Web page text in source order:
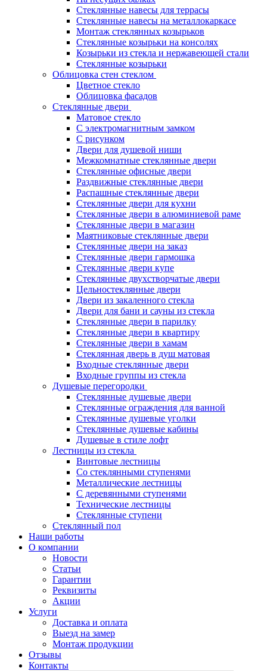
Стеклянные навесы для террасы
Стеклянные навесы на металлокаркасе
Монтаж стеклянных козырьков
Стеклянные козырьки на консолях
Козырьки из стекла и нержавеющей стали
Стеклянные козырьки
Облицовка стен стеклом
Цветное стекло
Облицовка фасадов
Стеклянные двери
Матовое стекло
С электромагнитным замком
С рисунком
Двери для душевой ниши
Межкомнатные стеклянные двери
Стеклянные офисные двери
Раздвижные стеклянные двери
Распашные стеклянные двери
Стеклянные двери для кухни
Стеклянные двери в алюминиевой раме
Стеклянные двери в магазин
Маятниковые стеклянные двери
Стеклянные двери на заказ
Стеклянные двери гармошка
Стеклянные двери купе
Стеклянные двухстворчатые двери
Цельностеклянные двери
Двери из закаленного стекла
Двери для бани и сауны из стекла
Стеклянные двери в парилку
Стеклянные двери в квартиру
Стеклянные двери в хамам
Стеклянная дверь в душ матовая
Входные стеклянные двери
Входные группы из стекла
Душевые перегородки
Стеклянные душевые двери
Стеклянные ограждения для ванной
Стеклянные душевые уголки
Стеклянные душевые кабины
Душевые в стиле лофт
Лестницы из стекла
Винтовые лестницы
Со стеклянными ступенями
Металлические лестницы
С деревянными ступенями
Технические лестницы
Стеклянные ступени
Стеклянный пол
Наши работы
О компании
Новости
Статьи
Гарантии
Реквизиты
Акции
Услуги
Доставка и оплата
Выезд на замер
Монтаж продукции
Отзывы
Контакты